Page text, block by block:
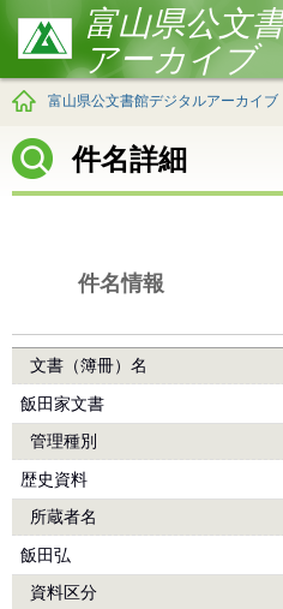
富山県公文
アーカイブ
富山県公文書館デジタルアーカイブ
件名詳細
件名情報
文書（簿冊）名
飯田家文書
管理種別
歴史資料
所蔵者名
飯田弘
資料区分